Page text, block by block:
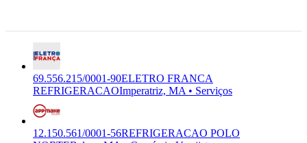
69.556.215/0001-90ELETRO FRANCA
REFRIGERACAOImperatriz, MA • Serviços
12.150.561/0001-56REFRIGERACAO POLO